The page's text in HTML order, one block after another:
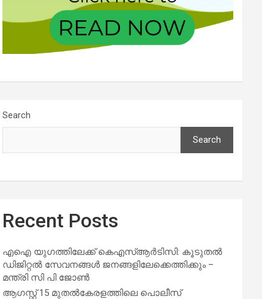
Search
Search
Recent Posts
എഐ യുഗത്തിലേക്ക് കെഎസ്ആർടിസി: കൂടുതൽ
ഡിജിറ്റൽ സേവനങ്ങൾ ജനങ്ങളിലേക്കെത്തിക്കും –
മന്ത്രി സി പി ജോൺ
ആഗസ്റ്റ് 15 മുതല്‍കേരളത്തിലെ പൊലീസ്